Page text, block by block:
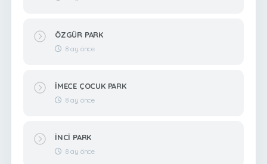
ÖZGÜR PARK
8 ay önce
İMECE ÇOCUK PARK
8 ay önce
İNCİ PARK
8 ay önce